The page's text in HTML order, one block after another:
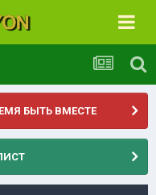
БЫТЬ ВМЕСТЕ